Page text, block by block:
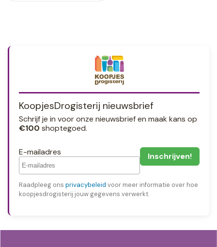
KoopjesDrogisterij nieuwsbrief
Schrijf je in voor onze nieuwsbrief en maak kans op
€100 shoptegoed.
E-mailadres
Raadpleeg ons privacybeleid voor meer informatie over hoe
koopjesdrogisterij jouw gegevens verwerkt.